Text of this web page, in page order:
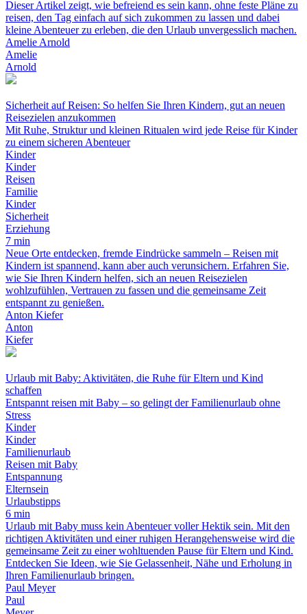
Dieser Artikel zeigt, wie befreiend es sein kann, ohne feste Pläne zu
reisen, den Tag einfach auf sich zukommen zu lassen und dabei
kleine Abenteuer zu erleben, die den Urlaub unvergesslich machen.
Amelie Arnold
Amelie
Arnold
Sicherheit auf Reisen: So helfen Sie Ihren Kindern, gut an neuen
Reisezielen anzukommen
Mit Ruhe, Struktur und kleinen Ritualen wird jede Reise für Kinder
zu einem sicheren Abenteuer
Kinder
Kinder
Reisen
Familie
Kinder
Sicherheit
Erziehung
7 min
Neue Orte entdecken, fremde Eindrücke sammeln – Reisen mit
Kindern ist spannend, kann aber auch verunsichern. Erfahren Sie,
wie Sie Ihren Kindern helfen, sich an neuen Reisezielen
wohlzufühlen, Vertrauen zu fassen und die gemeinsame Zeit
entspannt zu genießen.
Anton Kiefer
Anton
Kiefer
Urlaub mit Baby: Aktivitäten, die Ruhe für Eltern und Kind
schaffen
Entspannt reisen mit Baby – so gelingt der Familienurlaub ohne
Stress
Kinder
Kinder
Familienurlaub
Reisen mit Baby
Entspannung
Elternsein
Urlaubstipps
6 min
Urlaub mit Baby muss kein Abenteuer voller Hektik sein. Mit den
richtigen Aktivitäten und einer ruhigen Herangehensweise wird die
gemeinsame Zeit zu einer wohltuenden Pause für Eltern und Kind.
Entdecken Sie Ideen, wie Sie Gelassenheit, Nähe und Erholung in
Ihren Familienurlaub bringen.
Paul Meyer
Paul